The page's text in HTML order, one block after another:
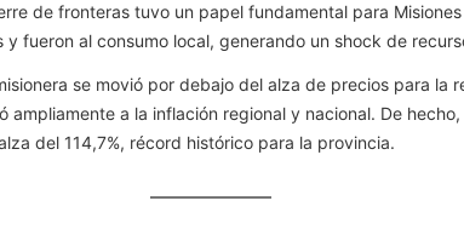
de fronteras tuvo un papel fundamental para
fueron al consumo local, generando un shock de
se movió por debajo del alza de precios para la
a la inflación regional y nacional. De
del 114,7%, récord histórico para la provincia.